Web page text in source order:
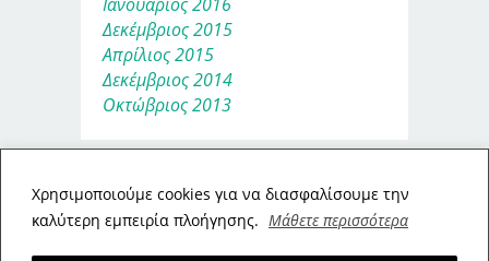
Xρησιμοποιούμε cookies για να διασφαλίσουμε την
καλύτερη εμπειρία πλοήγησης. Μάθετε περισσότερα
Δεκέμβριος 2015
Απρίλιος 2015
Δεκέμβριος 2014
Οκτώβριος 2013